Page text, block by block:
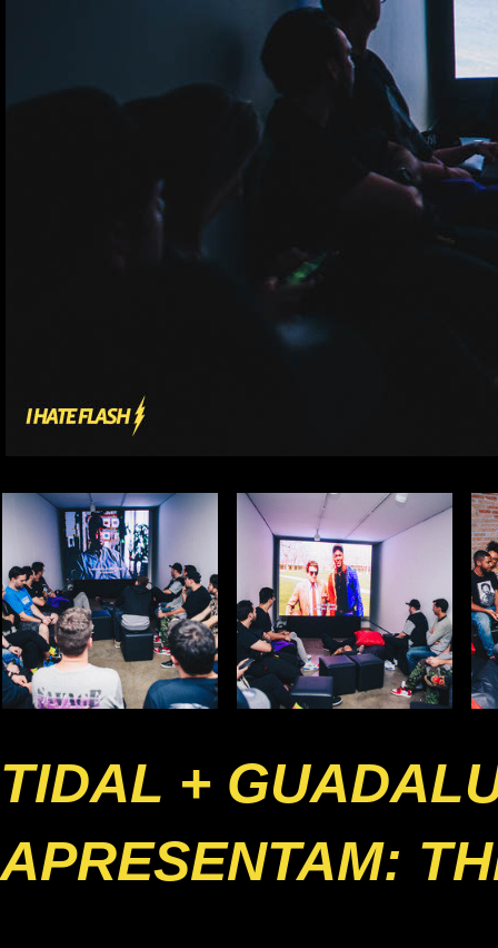
TIDAL +
APRESENTAM: